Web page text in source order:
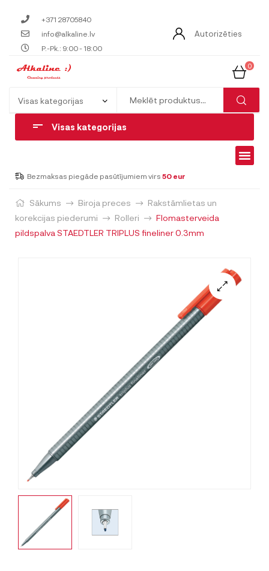
+371 28705840
info@alkaline.lv
P.-Pk.: 9:00 - 18:00
Autorizēties
0
Visas kategorijas
Bezmaksas piegāde pasūtījumiem virs 50 eur
Sākums Biroja preces
Rakstāmlietas un
korekcijas piederumi
Rolleri
Flomasterveida
pildspalva STAEDTLER TRIPLUS fineliner 0.3mm